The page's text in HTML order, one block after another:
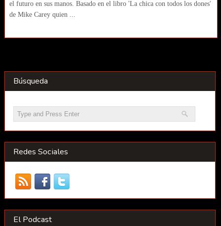
el futuro en sus manos. Basado en el libro 'La chica con todos los dones'
de Mike Carey quien ...
Búsqueda
Redes Sociales
El Podcast